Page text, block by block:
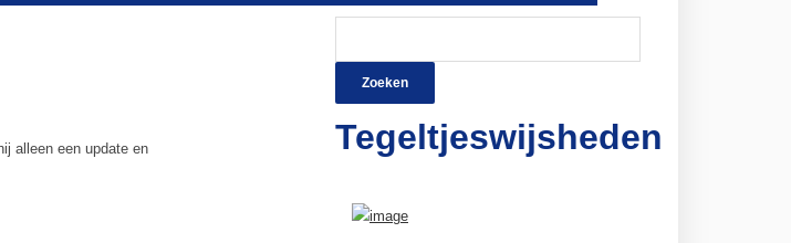
alleen een update en
Tegeltjeswijsheden